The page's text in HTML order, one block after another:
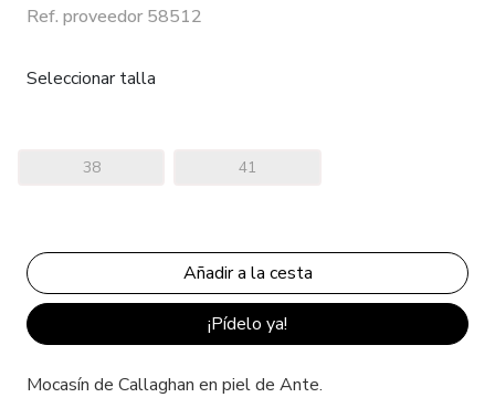
Ref. proveedor 58512
Seleccionar talla
38 41
¡Pídelo ya!
Mocasín de Callaghan en piel de Ante.